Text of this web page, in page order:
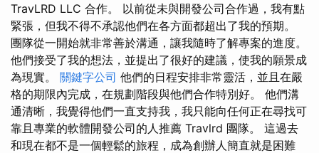
TravLRD LLC 合作。 以前從未與開發公司合作過，我有點
緊張，但我不得不承認他們在各方面都超出了我的預期。
團隊從一開始就非常善於溝通，讓我隨時了解專案的進度。
他們接受了我的想法，並提出了很好的建議，使我的願景成
為現實。 關鍵字公司 他們的日程安排非常靈活，並且在嚴
格的期限內完成，在規劃階段與他們合作特別好。 他們溝
通清晰，我覺得他們一直支持我，我只能向任何正在尋找可
靠且專業的軟體開發公司的人推薦 Travlrd 團隊。 這過去
和現在都不是一個輕鬆的旅程，成為創辦人簡直就是困難